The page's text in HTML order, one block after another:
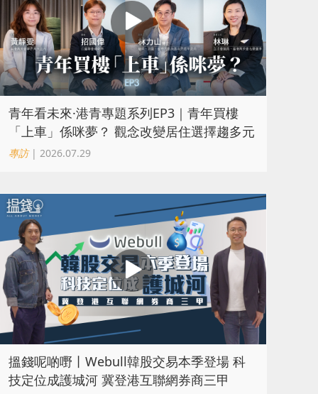
青年看未來·港青專題系列EP3｜青年買樓
「上車」係咪夢？ 觀念改變居住選擇趨多元
專訪| 2026.07.29
搵錢呢啲嘢丨Webull韓股交易本季登場 科
技定位成護城河 冀登港互聯網券商三甲